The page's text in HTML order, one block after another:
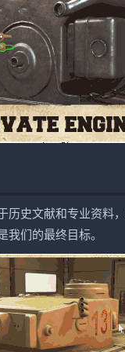
历史文献和专业资料
我们的最终目标。